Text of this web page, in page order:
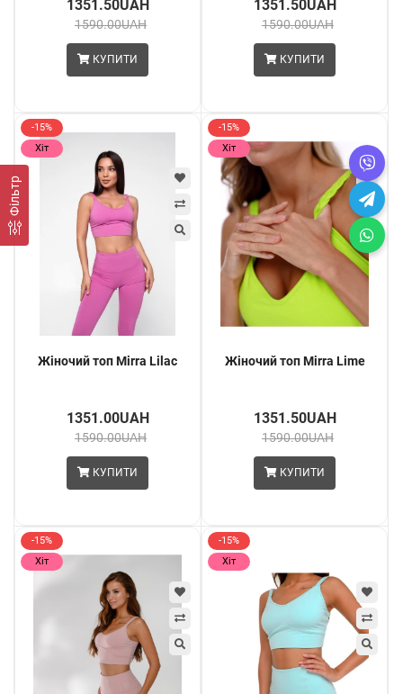
Фільтр
1351.50UAH
1590.00UAH
КУПИТИ
1351.50UAH
1590.00UAH
КУПИТИ
-15%
Хіт
Жіночий топ Mirra Lilac
1351.00UAH
1590.00UAH
КУПИТИ
-15%
Хіт
Жіночий топ Mirra Lime
1351.50UAH
1590.00UAH
КУПИТИ
-15%
Хіт
-15%
Хіт